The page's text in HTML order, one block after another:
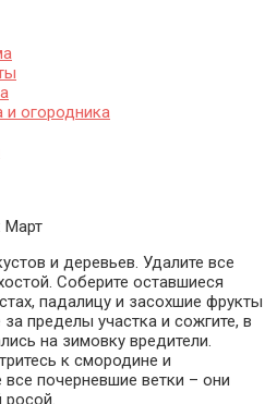
и огородника
Март
и деревьев. Удалите все
Соберите оставшиеся
падалицу и засохшие фрукты
пределы участка и сожгите, в
на зимовку вредители.
к смородине и
почерневшие ветки – они
росой.